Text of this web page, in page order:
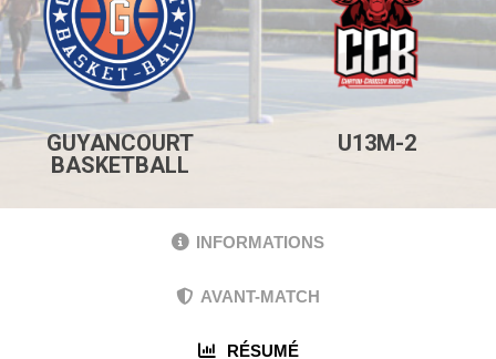
GUYANCOURT
BASKETBALL
U13M-2
INFORMATIONS
AVANT-MATCH
RÉSUMÉ